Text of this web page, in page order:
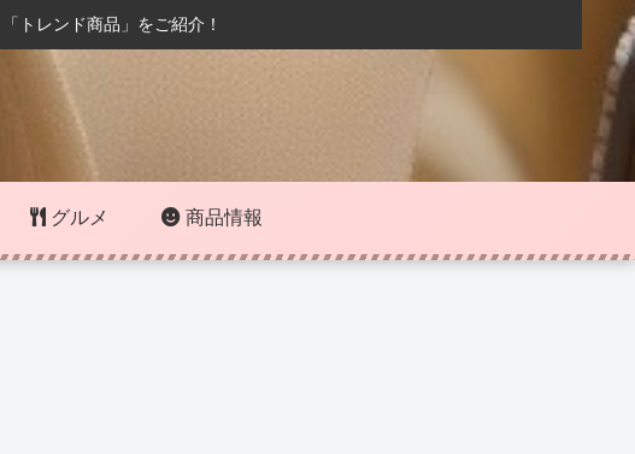
トレンド商品」をご紹介！
グルメ 商品情報